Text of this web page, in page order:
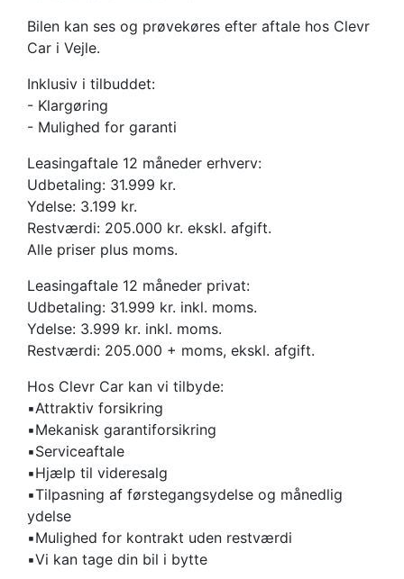
Bilen kan ses og prøvekøres efter aftale hos Clevr
Car i Vejle.
Inklusiv i tilbuddet:
- Klargøring
- Mulighed for garanti
Leasingaftale 12 måneder erhverv:
Udbetaling: 31.999 kr.
Ydelse: 3.199 kr.
Restværdi: 205.000 kr. ekskl. afgift.
Alle priser plus moms.
Leasingaftale 12 måneder privat:
Udbetaling: 31.999 kr. inkl. moms.
Ydelse: 3.999 kr. inkl. moms.
Restværdi: 205.000 + moms, ekskl. afgift.
Hos Clevr Car kan vi tilbyde:
▪️Attraktiv forsikring
▪️Mekanisk garantiforsikring
▪️Serviceaftale
▪️Hjælp til videresalg
▪️Tilpasning af førstegangsydelse og månedlig
ydelse
▪️Mulighed for kontrakt uden restværdi
▪️Vi kan tage din bil i bytte